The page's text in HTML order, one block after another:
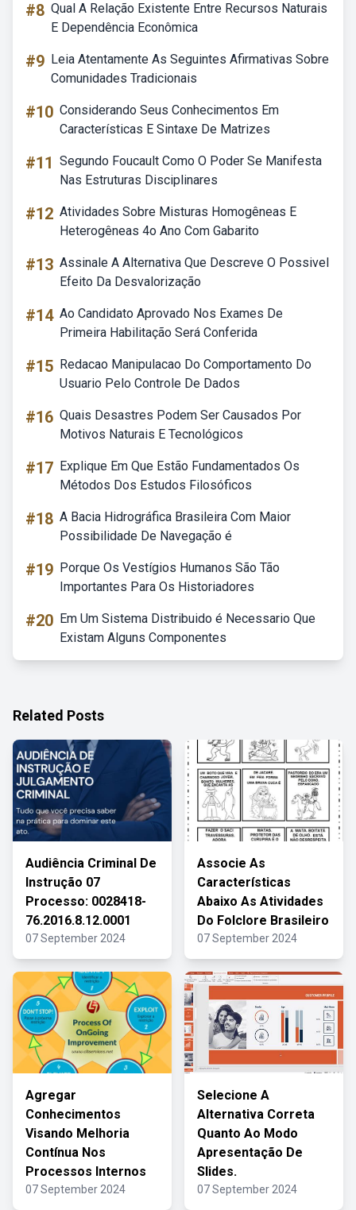
#8 Qual A Relação Existente Entre Recursos Naturais
E Dependência Econômica
#9 Leia Atentamente As Seguintes Afirmativas Sobre
Comunidades Tradicionais
#10 Considerando Seus Conhecimentos Em
Características E Sintaxe De Matrizes
#11 Segundo Foucault Como O Poder Se Manifesta
Nas Estruturas Disciplinares
#12 Atividades Sobre Misturas Homogêneas E
Heterogêneas 4o Ano Com Gabarito
#13 Assinale A Alternativa Que Descreve O Possivel
Efeito Da Desvalorização
#14 Ao Candidato Aprovado Nos Exames De
Primeira Habilitação Será Conferida
#15 Redacao Manipulacao Do Comportamento Do
Usuario Pelo Controle De Dados
#16 Quais Desastres Podem Ser Causados Por
Motivos Naturais E Tecnológicos
#17 Explique Em Que Estão Fundamentados Os
Métodos Dos Estudos Filosóficos
#18 A Bacia Hidrográfica Brasileira Com Maior
Possibilidade De Navegação é
#19 Porque Os Vestígios Humanos São Tão
Importantes Para Os Historiadores
#20 Em Um Sistema Distribuido é Necessario Que
Existam Alguns Componentes
Related Posts
Audiência Criminal De
Instrução 07
Processo: 0028418-
76.2016.8.12.0001
07 September 2024
Associe As
Características
Abaixo As Atividades
Do Folclore Brasileiro
07 September 2024
Agregar
Conhecimentos
Visando Melhoria
Contínua Nos
Processos Internos
07 September 2024
Selecione A
Alternativa Correta
Quanto Ao Modo
Apresentação De
Slides.
07 September 2024